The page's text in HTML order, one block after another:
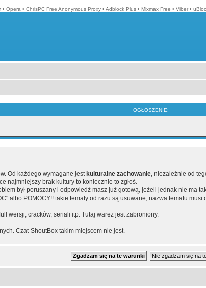
• Opera • ChrisPC Free Anonymous Proxy • Adblock Plus • Mixmax Free • Viber •
OGŁOSZENIE:
Od każdego wymagane jest kulturalne zachowanie, niezależnie od
najmniejszy brak kultury to koniecznie to zgłoś.
był poruszany i odpowiedź masz już gotową, jeżeli jednak nie ma
albo POMOCY!! takie tematy od razu są usuwane, nazwa tematu
wersji, cracków, seriali itp. Tutaj warez jest zabroniony.
Czat-ShoutBox takim miejscem nie jest.